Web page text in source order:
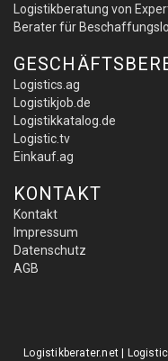
Logistikberatung von
Berater für
Logistics.ag
Logistikjob.de
Logistikkatalog.de
Logistic.tv
Einkauf.ag
KONTAKT
Kontakt
Impressum
Datenschutz
AGB
Logistikberater.net |